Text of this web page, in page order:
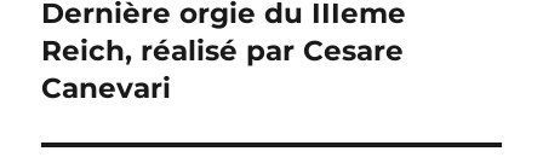
l’article
précédente :
Dernière orgie du IIIeme
Reich, réalisé par Cesare
Canevari